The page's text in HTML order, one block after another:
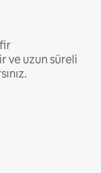
ve uzun süreli